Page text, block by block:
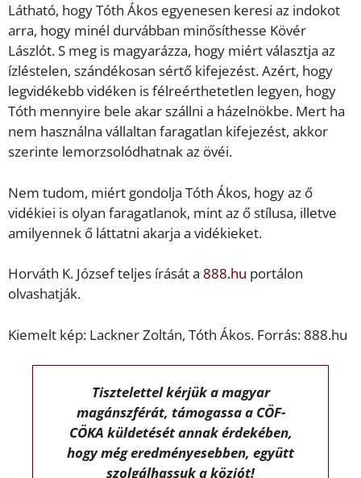
Látható, hogy Tóth Ákos egyenesen keresi az indokot
arra, hogy minél durvábban minősíthesse Kövér
Lászlót. S meg is magyarázza, hogy miért választja az
ízléstelen, szándékosan sértő kifejezést. Azért, hogy
legvidékebb vidéken is félreérthetetlen legyen, hogy
Tóth mennyire bele akar szállni a házelnökbe. Mert ha
nem használna vállaltan faragatlan kifejezést, akkor
szerinte lemorzsolódhatnak az övéi.
Nem tudom, miért gondolja Tóth Ákos, hogy az ő
vidékiei is olyan faragatlanok, mint az ő stílusa, illetve
amilyennek ő láttatni akarja a vidékieket.
Horváth K. József teljes írását a 888.hu portálon
olvashatják.
Kiemelt kép: Lackner Zoltán, Tóth Ákos. Forrás: 888.hu
Tisztelettel kérjük a magyar
magánszférát, támogassa a CÖF-
CÖKA küldetését annak érdekében,
hogy még eredményesebben, együtt
szolgálhassuk a közjót!